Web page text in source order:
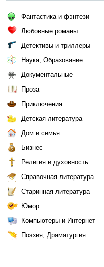
Фантастика и фэнтези
Любовные романы
Детективы и триллеры
Наука, Образование
Документальные
Проза
Приключения
Детская литература
Дом и семья
Бизнес
Религия и духовность
Справочная литература
Старинная литература
Юмор
Компьютеры и Интернет
Поэзия, Драматургия